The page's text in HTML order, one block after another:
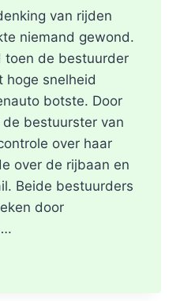
van rijden
niemand gewond.
toen de bestuurder
hoge snelheid
botste. Door
bestuurster van
over haar
over de rijbaan en
Beide bestuurders
door